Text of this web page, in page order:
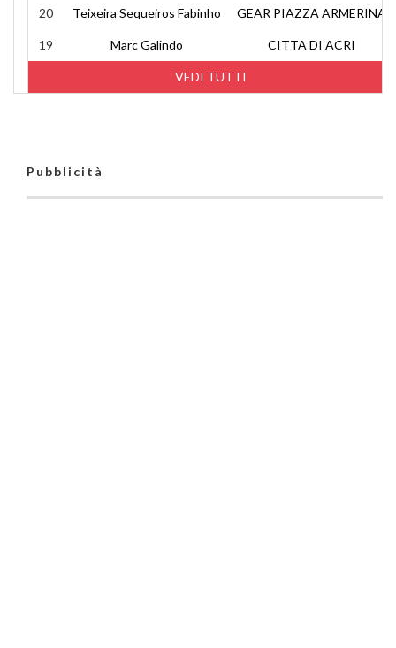
VEDI TUTTI
20 Teixeira Sequeiros Fabinho GEAR PIAZZA ARMERINA
19 Marc Galindo CITTA DI ACRI
Pubblicità